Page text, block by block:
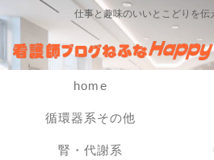
仕事と趣味のいいとこどりを伝
home
循環器系その他
腎・代謝系